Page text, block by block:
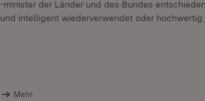
-minister der Länder und des Bundes
und intelligent wiederverwendet oder hochwertig
Mehr